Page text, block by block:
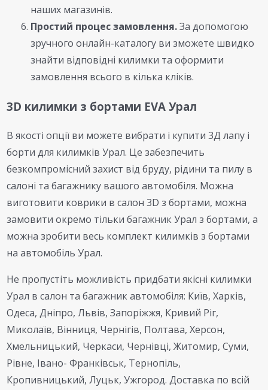
наших магазинів.
Простий процес замовлення.За допомогою
зручного онлайн-каталогу ви зможете швидко
знайти відповідні килимки та оформити
замовлення всього в кілька кліків.
3D килимки з бортами EVA Урал
В якості опції ви можете вибрати і купити 3Д лапу і
борти для килимків Урал. Це забезпечить
безкомпромісний захист від бруду, рідини та пилу в
салоні та багажнику вашого автомобіля. Можна
виготовити коврики в салон 3D з бортами, можна
замовити окремо тільки багажник Урал з бортами, а
можна зробити весь комплект килимків з бортами
на автомобіль Урал.
Не пропустіть можливість придбати якісні килимки
Урал в салон та багажник автомобіля: Київ, Харків,
Одеса, Дніпро, Львів, Запоріжжя, Кривий Ріг,
Миколаїв, Вінниця, Чернігів, Полтава, Херсон,
Хмельницький, Черкаси, Чернівці, Житомир, Суми,
Рівне, Івано- Франківськ, Тернопіль,
Кропивницький, Луцьк, Ужгород. Доставка по всій